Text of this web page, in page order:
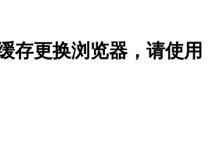
存更换浏览器，请使用